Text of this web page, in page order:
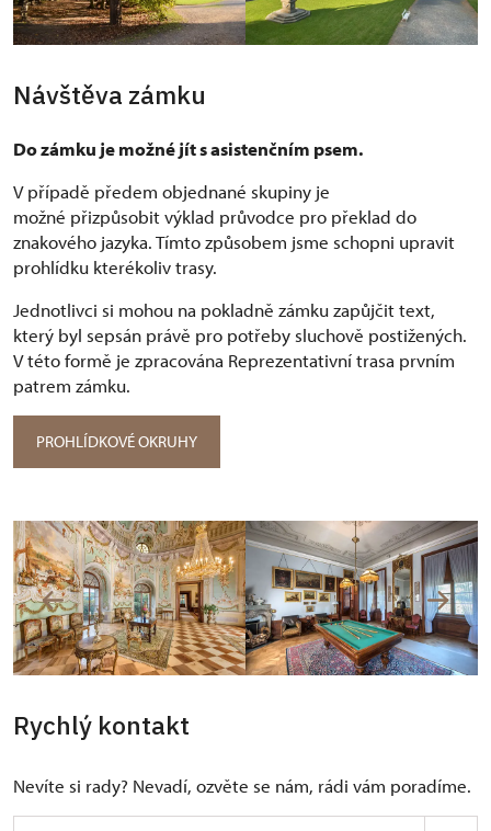
Návštěva zámku
Do zámku je možné jít s asistenčním psem.
V případě předem objednané skupiny je
možné přizpůsobit výklad průvodce pro překlad do
znakového jazyka. Tímto způsobem jsme schopni upravit
prohlídku kterékoliv trasy.
Jednotlivci si mohou na pokladně zámku zapůjčit text,
který byl sepsán právě pro potřeby sluchově postižených.
V této formě je zpracována Reprezentativní trasa prvním
patrem zámku.
PROHLÍDKOVÉ OKRUHY
Rychlý kontakt
Nevíte si rady? Nevadí, ozvěte se nám, rádi vám poradíme.